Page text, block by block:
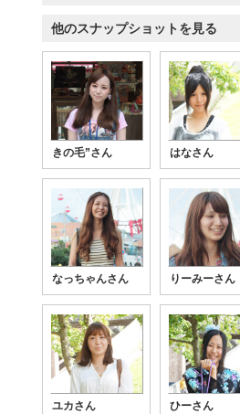
他のスナップショットを見る
きの毛”さん はなさん
なっちゃんさん りーみーさん
ユカさん ひーさん